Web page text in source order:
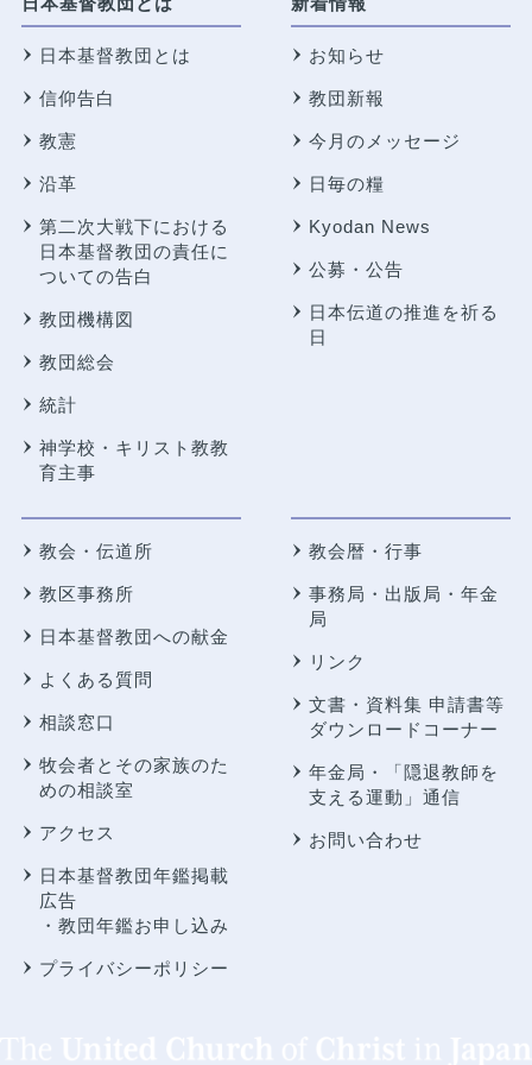
日本基督教団とは
信仰告白
教憲
沿革
第二次大戦下における
日本基督教団の責任に
ついての告白
教団機構図
教団総会
統計
神学校・キリスト教教
育主事
お知らせ
教団新報
今月のメッセージ
日毎の糧
Kyodan News
公募・公告
日本伝道の推進を祈る
日
教会・伝道所
教区事務所
日本基督教団への献金
よくある質問
相談窓口
牧会者とその家族のた
めの相談室
アクセス
日本基督教団年鑑掲載
広告
・教団年鑑お申し込み
プライバシーポリシー
教会暦・行事
事務局・出版局・年金
局
リンク
文書・資料集 申請書等
ダウンロードコーナー
年金局・
「隠退教師を
支える運動」通信
お問い合わせ